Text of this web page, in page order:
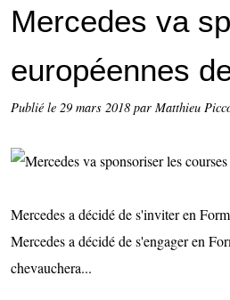
Mercedes va
européennes
Publié le 29 mars 2018 par Matthieu
Mercedes a décidé de s'inviter en
Mercedes a décidé de s'engager en
chevauchera...